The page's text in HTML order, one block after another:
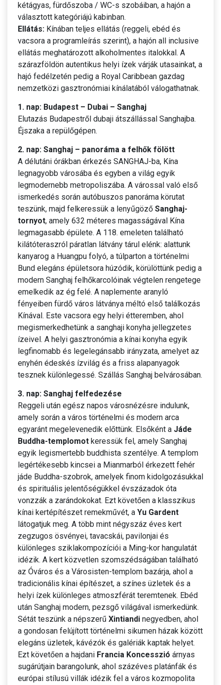
kétágyas, fürdőszoba / WC-s szobáiban, a hajón a
választott kategóriájú kabinban.
Ellátás: Kínában teljes ellátás (reggeli, ebéd és
vacsora a programleírás szerint), a hajón all inclusive
ellátás meghatározott alkoholmentes italokkal. A
szárazföldön autentikus helyi ízek várják utasainkat, a
hajó fedélzetén pedig a Royal Caribbean gazdag
nemzetközi gasztronómiai kínálatából válogathatnak.
1. nap: Budapest – Dubai – Sanghaj
Elutazás Budapestről dubaji átszállással Sanghajba.
Éjszaka a repülőgépen.
2. nap: Sanghaj – panoráma a felhők fölött
A délutáni órákban érkezés SANGHAJ-ba, Kína
legnagyobb városába és egyben a világ egyik
legmodernebb metropoliszába. A várossal való első
ismerkedés során autóbuszos panoráma körutat
teszünk, majd felkeressük a lenyűgöző Sanghaj-
tornyot, amely 632 méteres magasságával Kína
legmagasabb épülete. A 118. emeleten található
kilátóteraszról páratlan látvány tárul elénk: alattunk
kanyarog a Huangpu folyó, a túlparton a történelmi
Bund elegáns épületsora húzódik, körülöttünk pedig a
modern Sanghaj felhőkarcolóinak végtelen rengetege
emelkedik az ég felé. A naplemente aranyló
fényeiben fürdő város látványa méltó első találkozás
Kínával. Este vacsora egy helyi étteremben, ahol
megismerkedhetünk a sanghaji konyha jellegzetes
ízeivel. A helyi gasztronómia a kínai konyha egyik
legfinomabb és legelegánsabb irányzata, amelyet az
enyhén édeskés ízvilág és a friss alapanyagok
tesznek különlegessé. Szállás Sanghaj belvárosában.
3. nap: Sanghaj felfedezése
Reggeli után egész napos városnézésre indulunk,
amely során a város történelmi és modern arca
egyaránt megelevenedik előttünk. Elsőként a Jáde
Buddha-templomot keressük fel, amely Sanghaj
egyik legismertebb buddhista szentélye. A templom
legértékesebb kincsei a Mianmarból érkezett fehér
jáde Buddha-szobrok, amelyek finom kidolgozásukkal
és spirituális jelentőségükkel évszázadok óta
vonzzák a zarándokokat. Ezt követően a klasszikus
kínai kertépítészet remekművét, a Yu Gardent
látogatjuk meg. A több mint négyszáz éves kert
zegzugos ösvényei, tavacskái, pavilonjai és
különleges sziklakompozíciói a Ming-kor hangulatát
idézik. A kert közvetlen szomszédságában található
az Óváros és a Városisten-templom bazárja, ahol a
tradicionális kínai építészet, a színes üzletek és a
helyi ízek különleges atmoszférát teremtenek. Ebéd
után Sanghaj modern, pezsgő világával ismerkedünk.
Sétát teszünk a népszerű Xintiandi negyedben, ahol
a gondosan felújított történelmi sikumen házak között
elegáns üzletek, kávézók és galériák kaptak helyet.
Ezt követően a hajdani Francia Koncesszió árnyas
sugárútjain barangolunk, ahol százéves platánfák és
európai stílusú villák idézik fel a város kozmopolita